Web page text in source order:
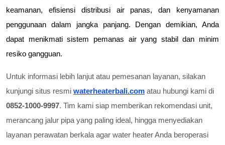
keamanan, efisiensi distribusi air panas, dan kenyamanan
penggunaan dalam jangka panjang. Dengan demikian, Anda
dapat menikmati sistem pemanas air yang stabil dan minim
resiko gangguan.
Untuk informasi lebih lanjut atau pemesanan layanan, silakan
kunjungi situs resmi waterheaterbali.com atau hubungi kami di
0852-1000-9997. Tim kami siap memberikan rekomendasi unit,
merancang jalur pipa yang paling ideal, hingga menyediakan
layanan perawatan berkala agar water heater Anda beroperasi